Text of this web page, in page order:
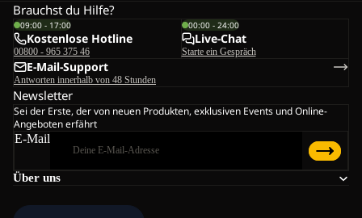
Über uns
Brauchst du Hilfe?
09:00 - 17:00
Kostenlose Hotline
00800 - 965 375 46
00:00 - 24:00
Live-Chat
Starte ein Gespräch
E-Mail-Support
Antworten innerhalb von 48 Stunden
Newsletter
Sei der Erste, der von neuen Produkten, exklusiven Events und Online-
Angeboten erfährt
E-Mail